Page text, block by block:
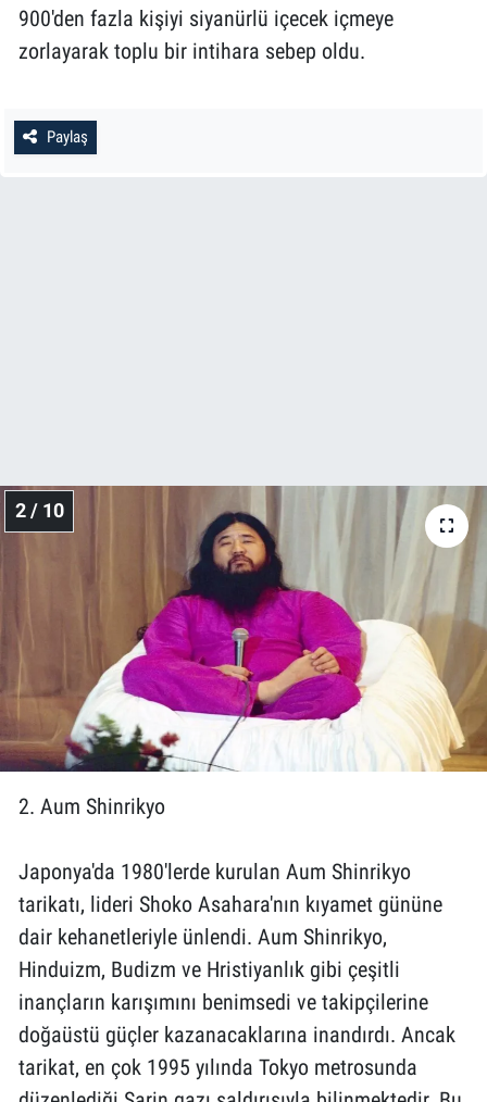
900'den fazla kişiyi siyanürlü içecek içmeye
zorlayarak toplu bir intihara sebep oldu.
Paylaş
2 / 10
2. Aum Shinrikyo
Japonya'da 1980'lerde kurulan Aum Shinrikyo
tarikatı, lideri Shoko Asahara'nın kıyamet gününe
dair kehanetleriyle ünlendi. Aum Shinrikyo,
Hinduizm, Budizm ve Hristiyanlık gibi çeşitli
inançların karışımını benimsedi ve takipçilerine
doğaüstü güçler kazanacaklarına inandırdı. Ancak
tarikat, en çok 1995 yılında Tokyo metrosunda